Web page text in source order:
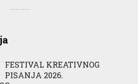
FESTIVAL KREATIVNOG
PISANJA 2026.